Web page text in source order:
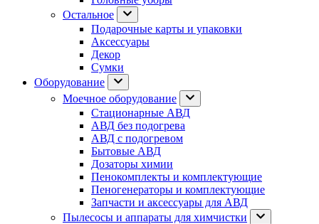
Остальное
Подарочные карты и упаковки
Аксессуары
Декор
Сумки
Оборудование
Моечное оборудование
Стационарные АВД
АВД без подогрева
АВД с подогревом
Бытовые АВД
Дозаторы химии
Пенокомплекты и комплектующие
Пеногенераторы и комплектующие
Запчасти и аксессуары для АВД
Пылесосы и аппараты для химчистки